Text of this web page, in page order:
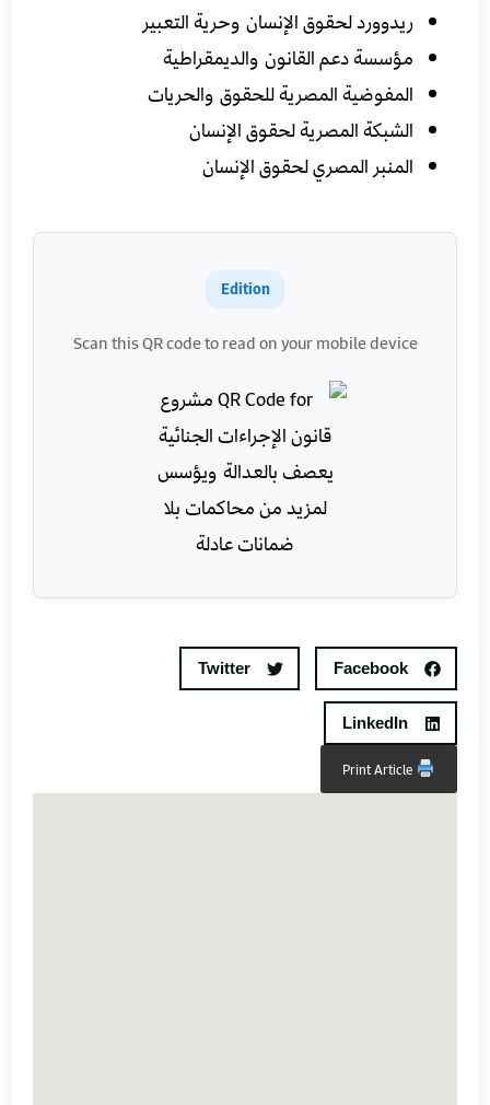
ريدوورد لحقوق الإنسان وحرية التعبير
مؤسسة دعم القانون والديمقراطية
المفوضية المصرية للحقوق والحريات
الشبكة المصرية لحقوق الإنسان
المنبر المصري لحقوق الإنسان
Edition
Scan this QR code to read on your mobile device
Facebook
Twitter
LinkedIn
Print Article